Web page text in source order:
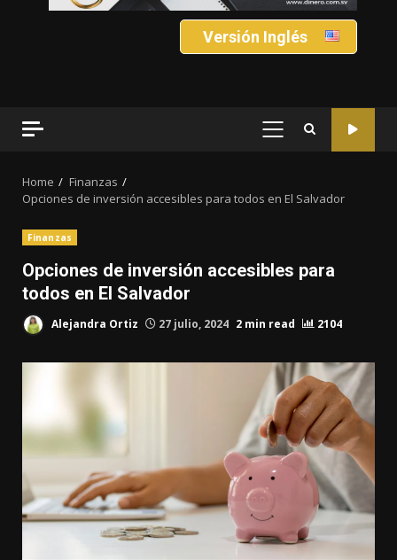
Versión Inglés
PRIMARY
Home
Finanzas
Opciones de inversión accesibles para todos en El Salvador
Finanzas
Opciones de inversión accesibles para
todos en El Salvador
Alejandra Ortiz 27 julio, 2024 2 min read 2104